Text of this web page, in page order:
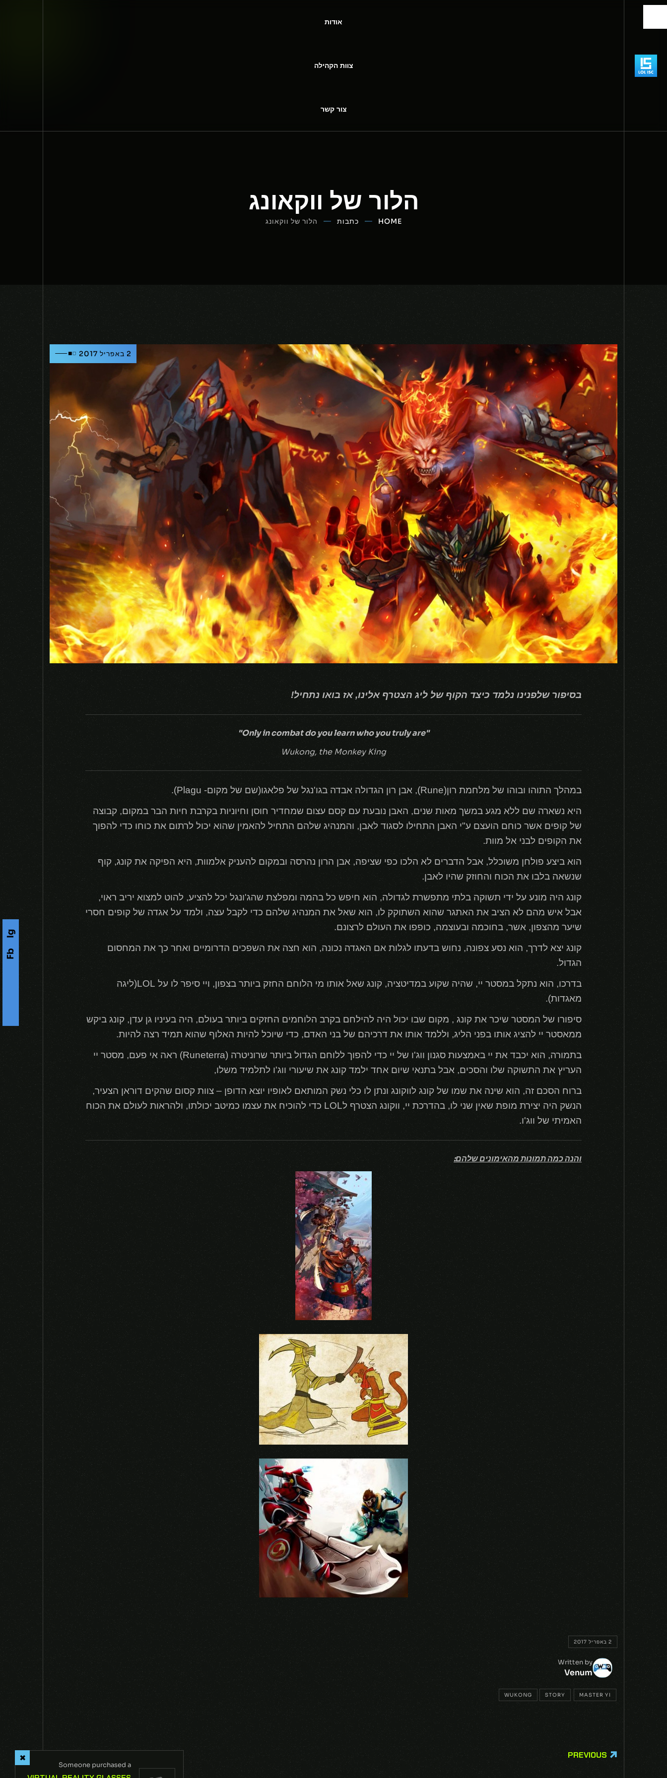
אודות
צוות הקהילה
צור קשר
הלור של ווקאונג
HOME כתבות הלור של ווקאונג
2 באפריל 2017
בסיפור שלפנינו נלמד כיצד הקוף של ליג הצטרף אלינו, אז בואו נתחיל!
"Only in combat do you learn who you truly are"
Wukong, the Monkey King
במהלך התוהו ובוהו של מלחמת רון(Rune), אבן רון הגדולה אבדה בגו'נגל של פלאגו(שם של מקום- Plagu).
היא נשארה שם ללא מגע במשך מאות שנים, האבן נובעת עם קסם עצום שמחדיר חוסן וחיוניות בקרבת חיות הבר במקום, קבוצה
של קופים אשר כוחם הועצם ע"י האבן התחילו לסגוד לאבן, והמנהיג שלהם התחיל להאמין שהוא יכול לרתום את כוחו כדי להפוך
את הקופים לבני אל מוות.
הוא ביצע פולחן משוכלל, אבל הדברים לא הלכו כפי שציפה, אבן הרון נהרסה ובמקום להעניק אלמוות, היא הפיקה את קונג, קוף
שנשאה בלבו את הכוח והחוזק שהיו לאבן.
קונג היה מונע על ידי תשוקה בלתי מתפשרת לגדולה, הוא חיפש כל בהמה ומפלצת שהג'ונגל יכל להציע, להוט למצוא יריב ראוי,
אבל איש מהם לא הציב את האתגר שהוא השתוקק לו, הוא שאל את המנהיג שלהם כדי לקבל עצה, ולמד על אגדה של קופים חסרי
שיער מהצפון, אשר, בחוכמה ובעוצמה, כופפו את העולם לרצונם.
קונג יצא לדרך, הוא נסע צפונה, נחוש בדעתו לגלות אם האגדה נכונה, הוא חצה את השפכים הדרומיים ואחר כך את המחסום
הגדול.
בדרכו, הוא נתקל במסטר יי, שהיה שקוע במדיטציה, קונג שאל אותו מי הלוחם החזק ביותר בצפון, ויי סיפר לו על LOL(ליגה
מאגדות).
סיפורו של המסטר שיכר את קונג , מקום שבו יכול היה להילחם בקרב הלוחמים החזקים ביותר בעולם, היה בעיניו גן עדן, קונג ביקש
ממאסטר יי להציג אותו בפני הליג, וללמד אותו את דרכיהם של בני האדם, כדי שיוכל להיות האלוף שהוא תמיד רצה להיות.
בתמורה, הוא יכבד את יי באמצעות סגנון ווג'ו של יי כדי להפוך ללוחם הגדול ביותר שרוניטרה (Runeterra) ראה אי פעם, מסטר יי
העריץ את התשוקה שלו והסכים, אבל בתנאי שיום אחד ילמד קונג את שיעורי ווג'ו לתלמיד משלו,
ברוח הסכם זה, הוא שינה את שמו של קונג לווקונג ונתן לו כלי נשק המותאם לאופיו יוצא הדופן – צוות קסום שהקים דוראן הצעיר,
הנשק היה יצירת מופת שאין שני לו, בהדרכת יי, ווקונג הצטרף לLOL כדי להוכיח את עצמו כמיטב יכולתו, ולהראות לעולם את הכוח
האמיתי של ווג'ו.
והנה כמה תמונות מהאימונים שלהם:
2 באפריל 2017
Written by
Venum
MASTER YI
STORY
WUKONG
PREVIOUS
Someone purchased a
Fb
Ig